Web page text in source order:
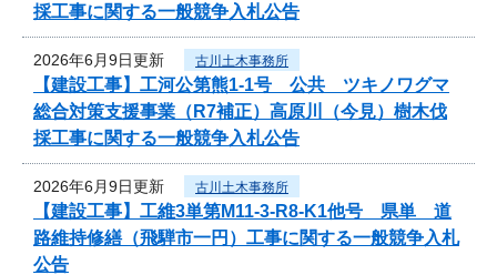
採工事に関する一般競争入札公告
2026年6月9日更新 古川土木事務所
【建設工事】工河公第熊1-1号 公共 ツキノワグマ
総合対策支援事業（R7補正）高原川（今見）樹木伐
採工事に関する一般競争入札公告
2026年6月9日更新 古川土木事務所
【建設工事】工維3単第M11-3-R8-K1他号 県単 道
路維持修繕（飛騨市一円）工事に関する一般競争入札
公告